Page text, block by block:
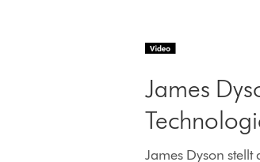
James
James Dyson